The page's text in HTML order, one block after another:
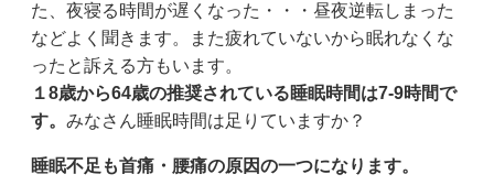
た、夜寝る時間が遅くなった・・・昼夜逆転しまった
などよく聞きます。また疲れていないから眠れなくな
ったと訴える方もいます。
１8歳から64歳の推奨されている睡眠時間は7-9時間で
す。 みなさん睡眠時間は足りていますか？
睡眠不足も首痛・腰痛の原因の一つになります。